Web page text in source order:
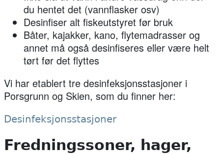
du hentet det (vannflasker osv)
Desinfiser alt fiskeutstyret før bruk
Båter, kajakker, kano, flytemadrasser og
annet må også desinfiseres eller være helt
tørt før det flyttes
Vi har etablert tre desinfeksjonsstasjoner i
Porsgrunn og Skien, som du finner her:
Desinfeksjonsstasjoner
Fredningssoner, hager,